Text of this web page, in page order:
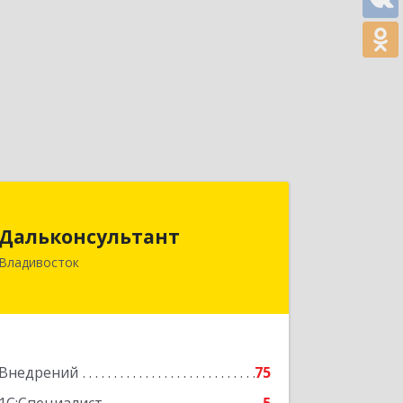
Дальконсультант
Владивосток
Внедрений
75
690066, Приморский край,
Владивосток г, Тобольская ул, дом №